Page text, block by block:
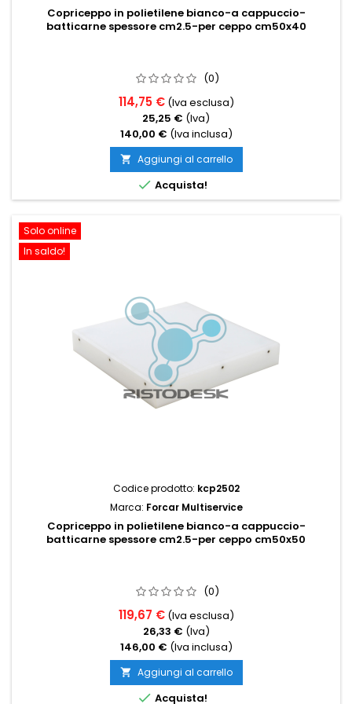
Copriceppo in polietilene bianco-a cappuccio-
batticarne spessore cm2.5-per ceppo cm50x40
(0)
114,75 € (Iva esclusa)
25,25 € (Iva)
140,00 € (Iva inclusa)
 Aggiungi al carrello
 Acquista!
Solo online
In saldo!
Codice prodotto: kcp2502
Marca: Forcar Multiservice
Copriceppo in polietilene bianco-a cappuccio-
batticarne spessore cm2.5-per ceppo cm50x50
(0)
119,67 € (Iva esclusa)
26,33 € (Iva)
146,00 € (Iva inclusa)
 Aggiungi al carrello
 Acquista!